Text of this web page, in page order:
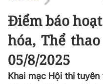
Điểm báo
hóa, Thể
05/8/2025
Khai mạc Hội thi